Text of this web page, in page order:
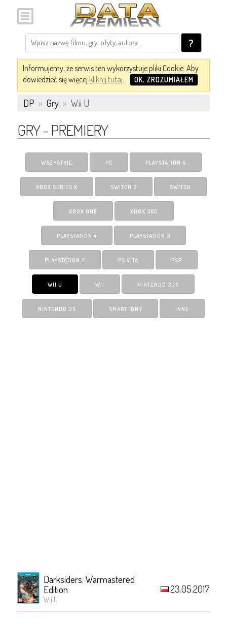
?
Informujemy, że serwis ten wykorzystuje pliki Cookie. Aby
dowiedzieć się więcej kliknij tutaj. OK, ZROZUMIAŁEM
DP » Gry » Wii U
GRY - PREMIERY
WSZYSTKIE PC PLAYSTATION 5
XBOX SERIES X SWITCH 2 SWITCH
XBOX ONE XBOX 360
PLAYSTATION 4 PLAYSTATION 3
PLAYSTATION 2 PS VITA PSP
WII U WII NINTENDO 3DS
NINTENDO DS SMARTFONY INNE
Darksiders: Warmastered
Edition
Wii U
23.05.2017